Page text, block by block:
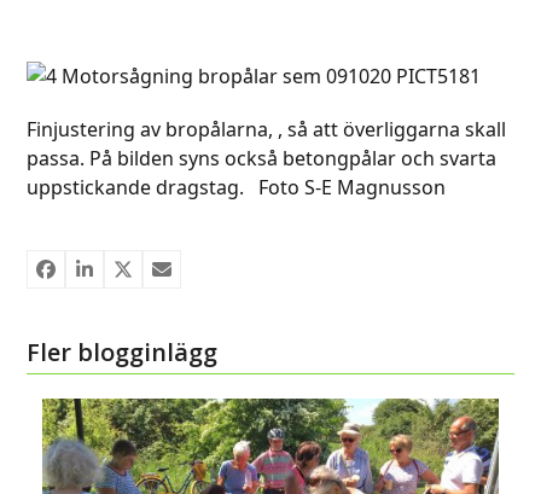
Finjustering av bropålarna, , så att överliggarna skall
passa. På bilden syns också betongpålar och svarta
uppstickande dragstag. Foto S-E Magnusson
Fler blogginlägg